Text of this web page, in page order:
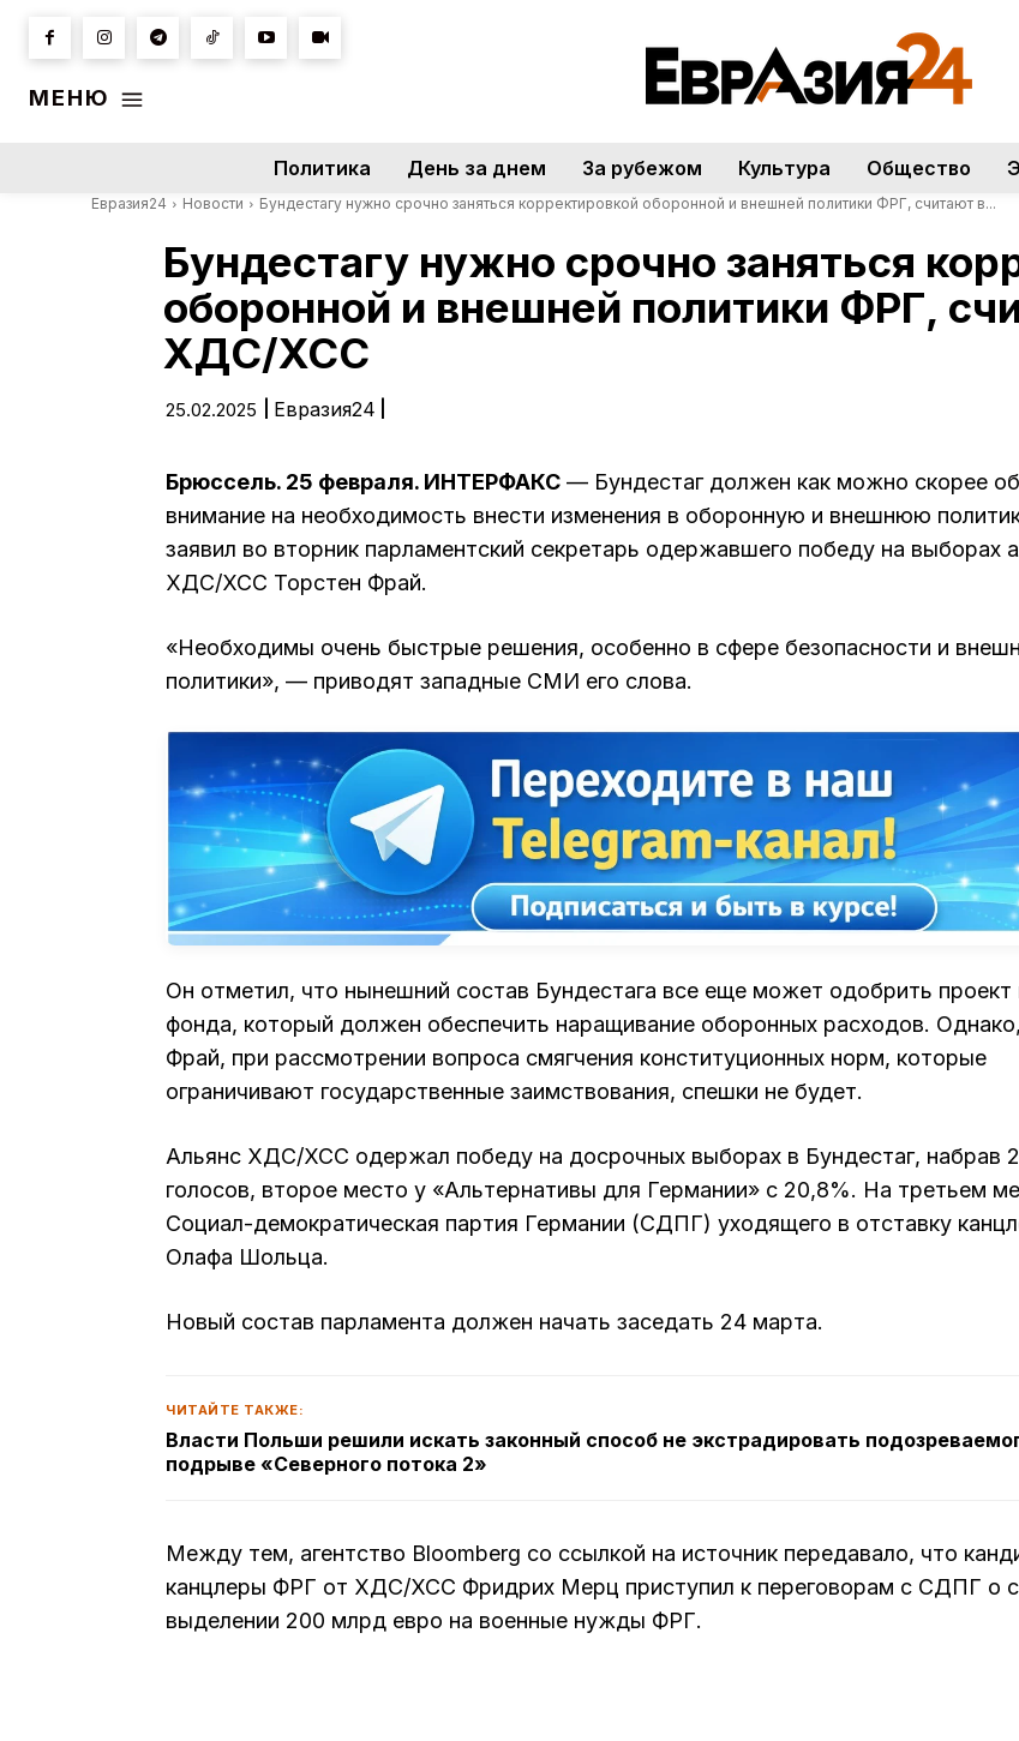
МЕНЮ
Политика День за днем За рубежом Культура Общество
Евразия24 Новости Бундестагу нужно срочно заняться корректировкой оборонной и внешней политики ФРГ, считают в...
Бундестагу нужно срочно заняться
оборонной и внешней политики ФРГ,
ХДС/ХСС
25.02.2025 Евразия24
Брюссель. 25 февраля. ИНТЕРФАКС — Бундестаг должен как можно скорее
внимание на необходимость внести изменения в оборонную и внешнюю
заявил во вторник парламентский секретарь одержавшего победу на выборах
ХДС/ХСС Торстен Фрай.
«Необходимы очень быстрые решения, особенно в сфере безопасности и
политики», — приводят западные СМИ его слова.
Он отметил, что нынешний состав Бундестага все еще может одобрить проект
фонда, который должен обеспечить наращивание оборонных расходов.
Фрай, при рассмотрении вопроса смягчения конституционных норм, которые
ограничивают государственные заимствования, спешки не будет.
Альянс ХДС/ХСС одержал победу на досрочных выборах в Бундестаг, набрав
голосов, второе место у «Альтернативы для Германии» с 20,8%. На третьем
Социал-демократическая партия Германии (СДПГ) уходящего в отставку
Олафа Шольца.
Новый состав парламента должен начать заседать 24 марта.
ЧИТАЙТЕ ТАКЖЕ:
Власти Польши решили искать законный способ не экстрадировать
подрыве «Северного потока 2»
Между тем, агентство Bloomberg со ссылкой на источник передавало, что
канцлеры ФРГ от ХДС/ХСС Фридрих Мерц приступил к переговорам с СДПГ о
выделении 200 млрд евро на военные нужды ФРГ.